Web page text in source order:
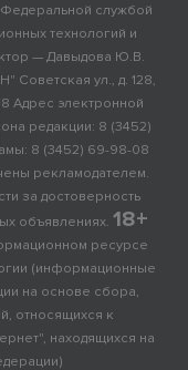
Федеральной службой
технологий и
— Давыдова Ю.В.
ул., д. 128,
Адрес электронной
редакции: 8 (3452)
8 (3452) 69-98-08
рекламодателем.
за достоверность
объявлениях. 18+
ресурсе
(информационные
на основе сбора,
относящихся к
находящихся на